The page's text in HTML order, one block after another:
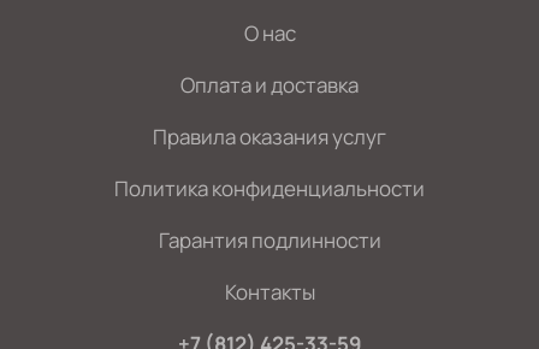
О нас
Оплата и доставка
Правила оказания услуг
Политика конфиденциальности
Гарантия подлинности
Контакты